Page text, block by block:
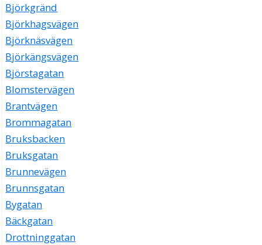
Björkgränd
Björkhagsvägen
Björknäsvägen
Björkängsvägen
Björstagatan
Blomstervägen
Brantvägen
Brommagatan
Bruksbacken
Bruksgatan
Brunnevägen
Brunnsgatan
Bygatan
Bäckgatan
Drottninggatan